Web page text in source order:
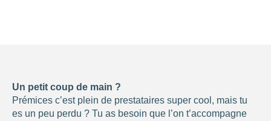
Un petit coup de main ?
Prémices c’est plein de prestataires super cool, mais tu
es un peu perdu ? Tu as besoin que l’on t’accompagne
Les
filtres.